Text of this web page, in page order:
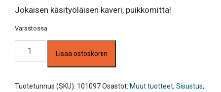
Jokaisen käsityöläisen kaveri, puikkomitta!
Varastossa
Puikkomitta
määrä
Lisää ostoskoriin
Tuotetunnus (SKU): 101097Osastot: Muut tuotteet, Sisustus,